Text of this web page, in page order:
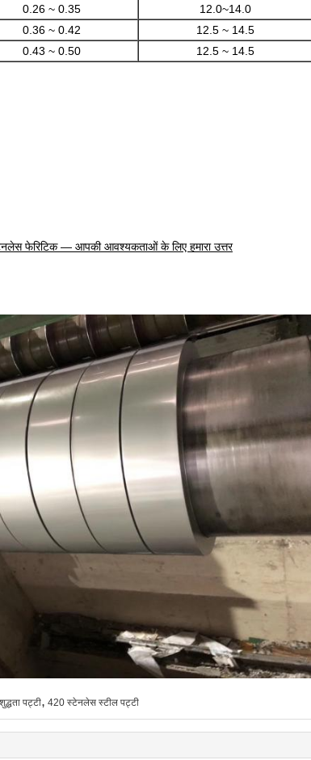
0.26 ~ 0.35
12.0~14.0
0.36 ~ 0.42
12.5 ~ 14.5
0.43 ~ 0.50 12.5 ~ 14.5
फेरिटिक — आपकी आवश्यकताओं के लिए हमारा उत्तर
पट्टी, 420 स्टेनलेस स्टील पट्टी